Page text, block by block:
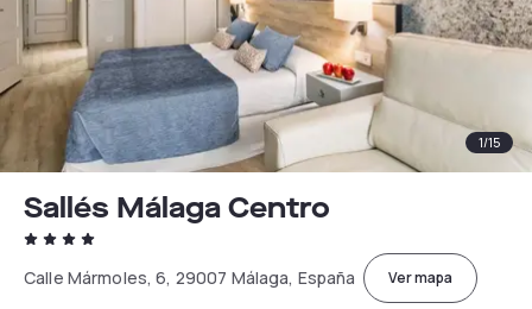
1/15
Sallés Málaga Centro
Calle Mármoles, 6, 29007 Málaga, España Ver mapa